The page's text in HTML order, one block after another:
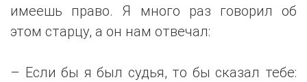
имеешь право. Я много раз говорил об
этом старцу, а он нам отвечал:
– Если бы я был судья, то бы сказал тебе: